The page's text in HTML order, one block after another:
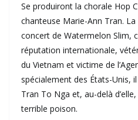
Se produiront la chorale Hop
chanteuse Marie-Ann Tran.
concert de Watermelon Slim,
réputation internationale,
du Vietnam et victime de
spécialement des États-Unis,
Tran To Nga et, au-delà
terrible poison.